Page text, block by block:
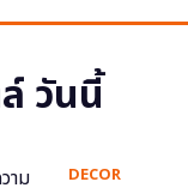
วันนี้
DECOR